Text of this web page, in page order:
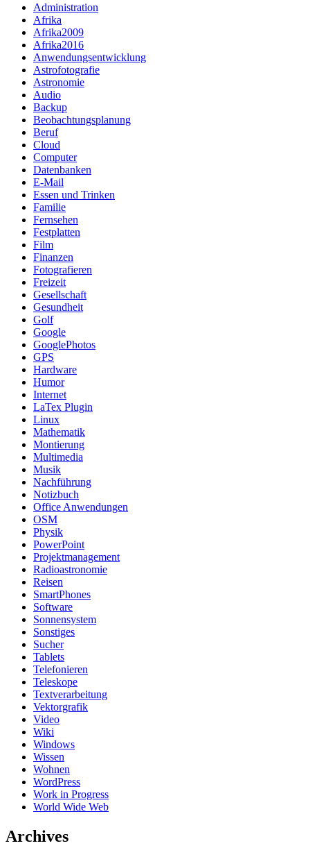
Administration
Afrika
Afrika2009
Afrika2016
Anwendungsentwicklung
Astrofotografie
Astronomie
Audio
Backup
Beobachtungsplanung
Beruf
Cloud
Computer
Datenbanken
E-Mail
Essen und Trinken
Familie
Fernsehen
Festplatten
Film
Finanzen
Fotografieren
Freizeit
Gesellschaft
Gesundheit
Golf
Google
GooglePhotos
GPS
Hardware
Humor
Internet
LaTex Plugin
Linux
Mathematik
Montierung
Multimedia
Musik
Nachführung
Notizbuch
Office Anwendungen
OSM
Physik
PowerPoint
Projektmanagement
Radioastronomie
Reisen
SmartPhones
Software
Sonnensystem
Sonstiges
Sucher
Tablets
Telefonieren
Teleskope
Textverarbeitung
Vektorgrafik
Video
Wiki
Windows
Wissen
Wohnen
WordPress
Work in Progress
World Wide Web
Archives